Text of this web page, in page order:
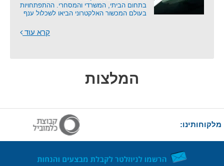
בתחום הביתי, המשרדי והמסחרי. ההתפתחויות
בעולם המכשור האלקטרוני הביאו לשכלול ענף
קרא עוד
המלצות
מלקוחותינו: